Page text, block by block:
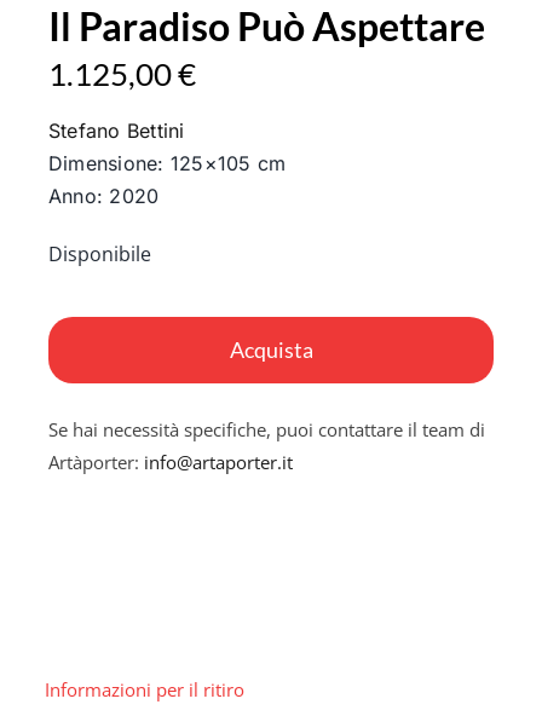
Il Paradiso Può Aspettare
1.125,00€
Stefano Bettini
Dimensione: 125×105 cm
Anno: 2020
Disponibile
quantità
Acquista
Se hai necessità specifiche, puoi contattare il team di
Artàporter: info@artaporter.it
Informazioni per il ritiro